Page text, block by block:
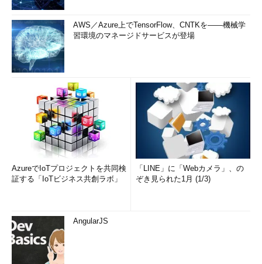
AWS／Azure上でTensorFlow、CNTKを――機械学
習環境のマネージドサービスが登場
AzureでIoTプロジェクトを共同検
証する「IoTビジネス共創ラボ」
「LINE」に「Webカメラ」、の
ぞき見られた1月 (1/3)
AngularJS